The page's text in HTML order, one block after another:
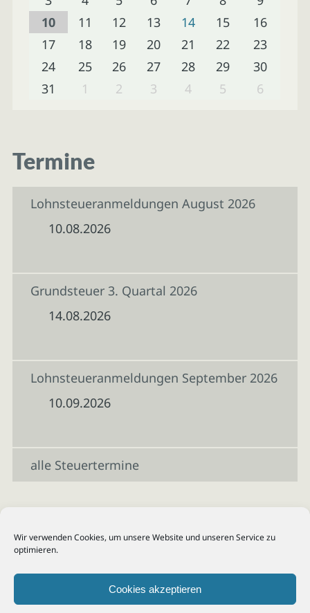
Wir verwenden Cookies, um unsere Website und unseren Service zu
optimieren.
Cookies akzeptieren
10
11 12 13 14 15
16
17
18 19 20 21 22
23
24
25 26 27 28 29
30
31
1 2 3 4 5 6
Termine
Lohnsteueranmeldungen August 2026
10.08.2026
Grundsteuer 3. Quartal 2026
14.08.2026
Lohnsteueranmeldungen September 2026
10.09.2026
alle Steuertermine